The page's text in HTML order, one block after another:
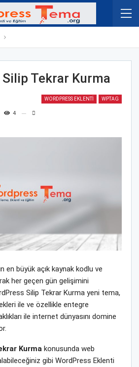
Tekrar Kurma
WORDPRESS EKLENTI WPTAG
4
en büyük açık kaynak kodlu ve
her geçen gün gelişimini
Silip Tekrar Kurma yeni tema,
ile ve özellikle entegre
ile internet dünyasını domine
Kurma konusunda web
gibi WordPress Eklenti